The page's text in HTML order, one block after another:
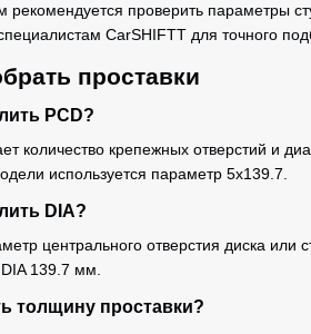
рекомендуется проверить параметры
CarSHIFTT для точного
проставки
PCD?
количество крепежных отверстий и
используется параметр 5x139.7.
DIA?
центрального отверстия диска или
139.7 мм.
толщину проставки?